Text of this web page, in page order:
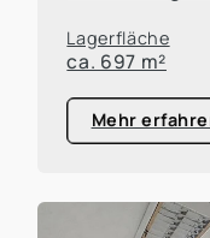
Lagerfläche
ca. 697 m²
Mehr